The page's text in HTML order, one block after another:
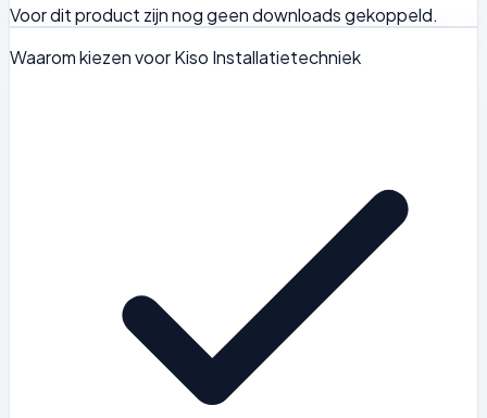
Voor dit product zijn nog geen downloads gekoppeld.
Waarom kiezen voor Kiso Installatietechniek